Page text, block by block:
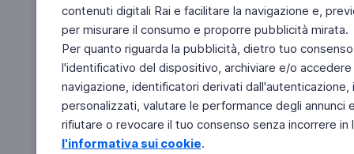
contenuti digitali Rai e facilitare la navigazione e,
per misurare il consumo e proporre pubblicità mirata.
Per quanto riguarda la pubblicità, dietro tuo
l'identificativo del dispositivo, archiviare e/o
navigazione, identificatori derivati
personalizzati, valutare le performance degli
rifiutare o revocare il tuo consenso senza incorrere
l'informativa sui cookie.